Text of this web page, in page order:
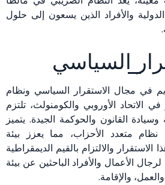
والأفراد الذين يسعون إلى حلول
السياسي
في مجال الاستقرار السياسي ونظام
الأوروبي والكومنولث، تلتزم
وسيادة القانون والحوكمة الجيدة. يتميز
متعدد الأحزاب، مما يعزز بيئة
والالتزام بالقيم الديمقراطية
الأعمال والأفراد الباحثين عن بيئة
والإقامة.